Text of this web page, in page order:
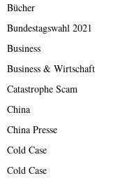
Bücher
Bundestagswahl 2021
Business
Business & Wirtschaft
Catastrophe Scam
China
China Presse
Cold Case
Cold Case